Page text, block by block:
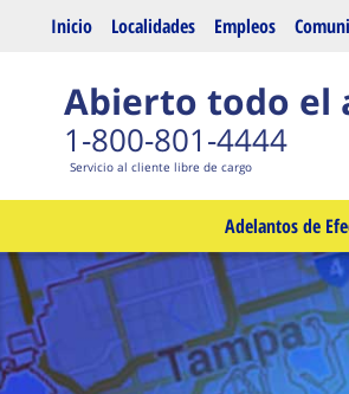
Saltar al contenido principal
Inicio Localidades Empleos
Abierto todo el
1-800-801-4444
Servicio al cliente libre de cargo
Adelantos de